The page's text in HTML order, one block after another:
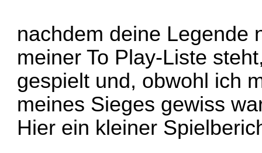
nachdem deine Legende
meiner To Play-Liste
gespielt und, obwohl ich
meines Sieges gewiss
Hier ein kleiner